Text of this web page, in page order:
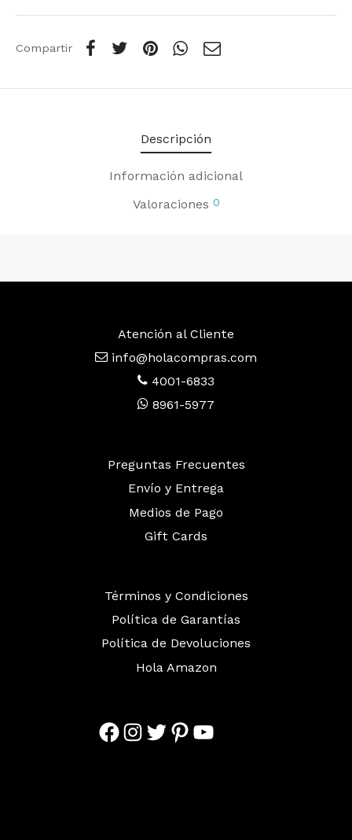
Compartir
Descripción
Información adicional
Valoraciones 0
Atención al Cliente
info@holacompras.com
4001-6833
8961-5977
Preguntas Frecuentes
Envío y Entrega
Medios de Pago
Gift Cards
Términos y Condiciones
Política de Garantías
Política de Devoluciones
Hola Amazon
Facebook
Instagram
Twitter
Pinterest